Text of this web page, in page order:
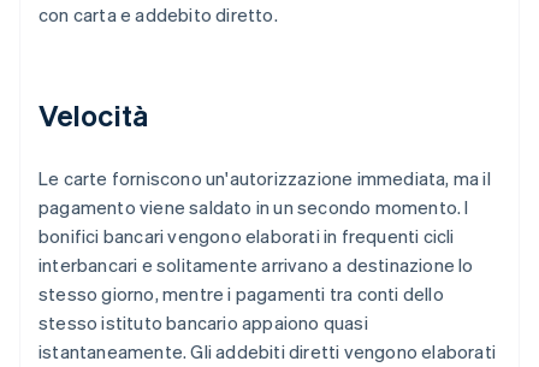
con carta e addebito diretto.
Velocità
Le carte forniscono un'autorizzazione immediata, ma il
pagamento viene saldato in un secondo momento. I
bonifici bancari vengono elaborati in frequenti cicli
interbancari e solitamente arrivano a destinazione lo
stesso giorno, mentre i pagamenti tra conti dello
stesso istituto bancario appaiono quasi
istantaneamente. Gli addebiti diretti vengono elaborati